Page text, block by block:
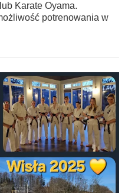
Karate Oyama.
potrenowania w